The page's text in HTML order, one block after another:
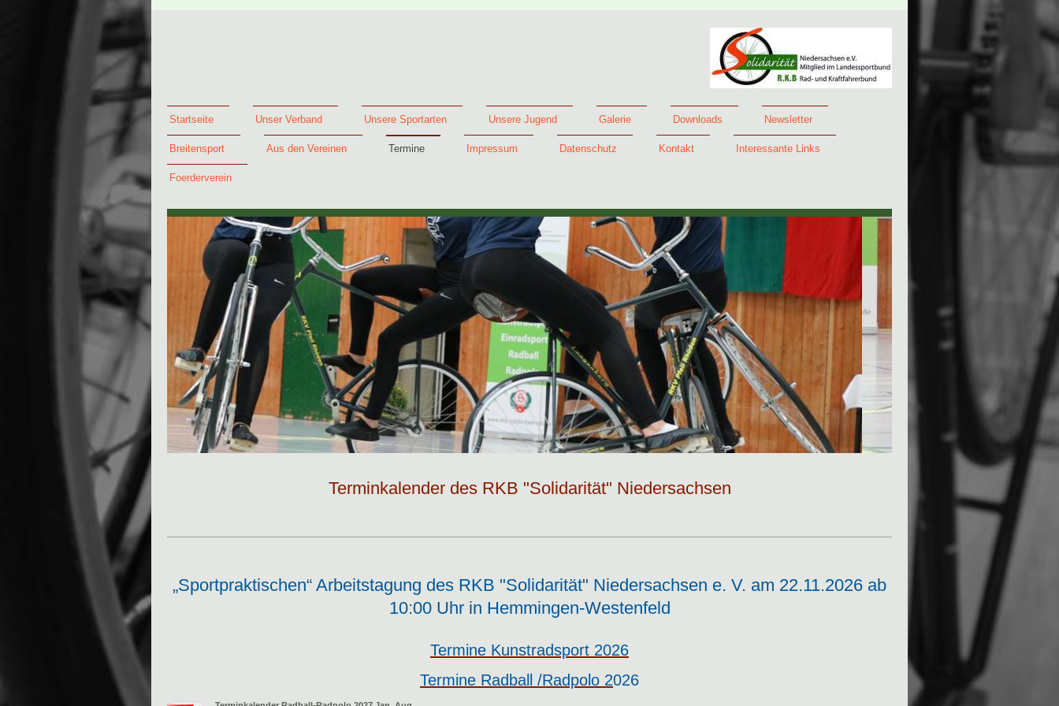
Startseite Unser Verband Unsere Sportarten Unsere Jugend Galerie Downloads Newsletter
Breitensport Aus den Vereinen Termine Impressum Datenschutz Kontakt Interessante Links
Foerderverein
Terminkalender des RKB "Solidarität" Niedersachsen
„Sportpraktischen“ Arbeitstagung des RKB "Solidarität" Niedersachsen e. V. am 22.11.2026 ab
10:00 Uhr in Hemmingen-Westenfeld
Termine Kunstradsport 2026
Termine Radball /Radpolo 2026